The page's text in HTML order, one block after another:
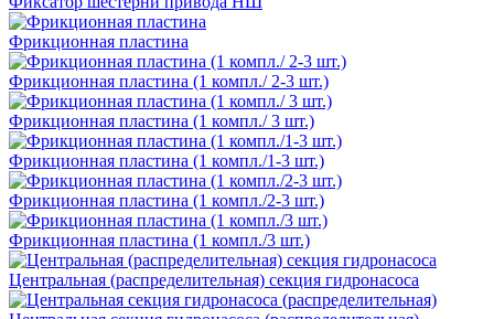
Фрикционная пластина
Фрикционная пластина (1 компл./ 2-3 шт.)
Фрикционная пластина (1 компл./ 3 шт.)
Фрикционная пластина (1 компл./1-3 шт.)
Фрикционная пластина (1 компл./2-3 шт.)
Фрикционная пластина (1 компл./3 шт.)
Центральная (распределительная) секция гидронасоса